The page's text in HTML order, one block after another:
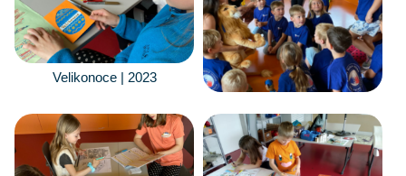
Velikonoce | 2023